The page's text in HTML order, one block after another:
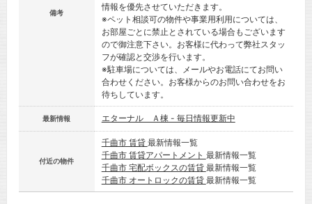
備考
情報を優先させていただきます。
※ペット相談可の物件や事業用利用については、
お部屋ごとに禁止とされている場合もございます
ので御注意下さい。お客様に代わって弊社スタッ
フが確認と交渉を行います。
※駐車場については、メールやお電話にてお問い
合わせください。お客様からのお問い合わせをお
待ちしています。
最新情報 エターナル Ａ棟 - 毎日情報更新中
付近の物件
千曲市 賃貸 最新情報一覧
千曲市 賃貸アパートメント 最新情報一覧
千曲市 宅配ボックスの賃貸 最新情報一覧
千曲市 オートロックの賃貸 最新情報一覧